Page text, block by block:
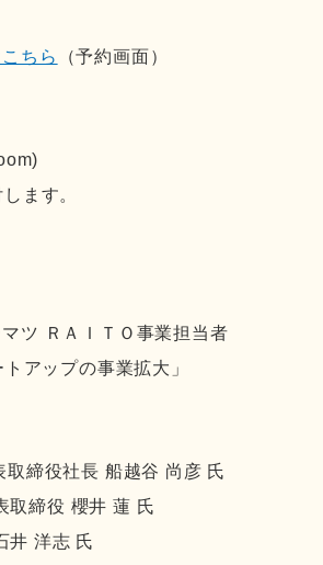
ちら （予約画面）
ます。
ツ ＲＡＩＴＯ事業担当者
アップの事業拡大」
取締役社長 船越谷 尚彦 氏
取締役 櫻井 蓮 氏
井 洋志 氏